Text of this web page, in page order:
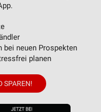
bei neuen Prospekten
planen
SPAREN!